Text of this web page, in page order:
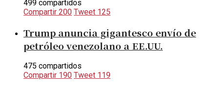
499 compartidos
Compartir 200 Tweet 125
Trump anuncia gigantesco envío de
petróleo venezolano a EE.UU.
475 compartidos
Compartir 190 Tweet 119